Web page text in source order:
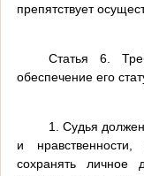
препятствует
Статья 6.
обеспечение его
1. Судья
и
сохранять личное